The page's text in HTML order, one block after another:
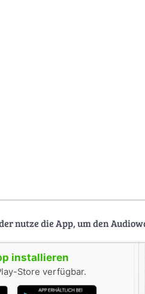
nutze die App, um den
installieren
Store verfügbar.